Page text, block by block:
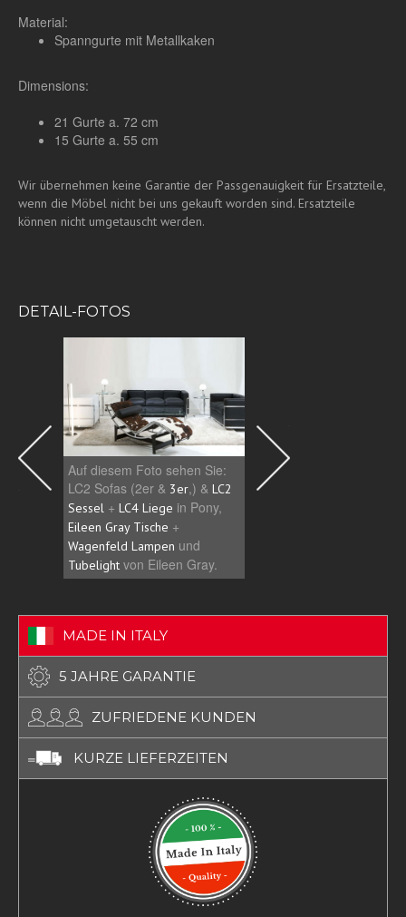
Material:
Spanngurte mit Metallkaken
Dimensions:
21 Gurte a. 72 cm
15 Gurte a. 55 cm
Wir übernehmen keine Garantie der Passgenauigkeit für Ersatzteile,
wenn die Möbel nicht bei uns gekauft worden sind. Ersatzteile
können nicht umgetauscht werden.
DETAIL-FOTOS
Auf diesem Foto sehen Sie:
LC2 Sofas (2er & 3er,) & LC2
Sessel + LC4 Liege in Pony,
Eileen Gray Tische +
Wagenfeld Lampen und
Tubelight von Eileen Gray.
Lassen Sie die
MADE IN ITALY
5 JAHRE GARANTIE
ZUFRIEDENE KUNDEN
KURZE LIEFERZEITEN